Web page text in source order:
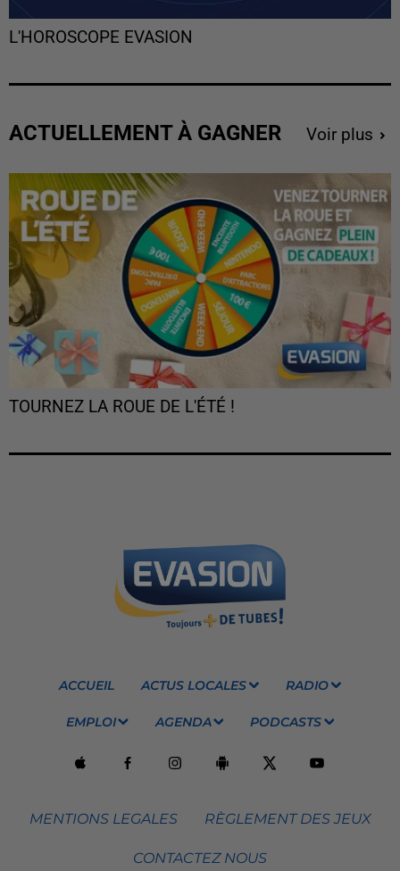
L'HOROSCOPE EVASION
ACTUELLEMENT À GAGNER Voir plus
TOURNEZ LA ROUE DE L'ÉTÉ !
ACCUEIL ACTUS LOCALES RADIO
EMPLOI AGENDA PODCASTS
MENTIONS LEGALES RÈGLEMENT DES JEUX
CONTACTEZ NOUS